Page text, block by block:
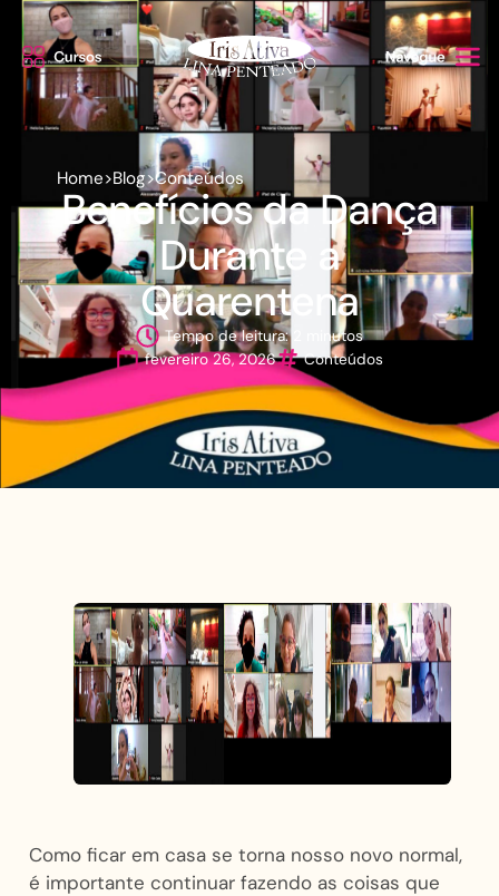
Home>Blog>Conteúdos
Benefícios da Dança
Durante a
Quarentena
Tempo de leitura: 2 minutos
fevereiro 26, 2026
Conteúdos
Como ficar em casa se torna nosso novo normal,
é importante continuar fazendo as coisas que